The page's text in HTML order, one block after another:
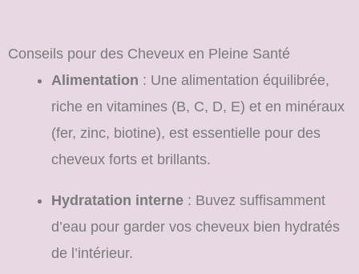
Conseils pour des Cheveux en Pleine Santé
Alimentation : Une alimentation équilibrée,
riche en vitamines (B, C, D, E) et en minéraux
(fer, zinc, biotine), est essentielle pour des
cheveux forts et brillants.
Hydratation interne : Buvez suffisamment
d’eau pour garder vos cheveux bien hydratés
de l’intérieur.